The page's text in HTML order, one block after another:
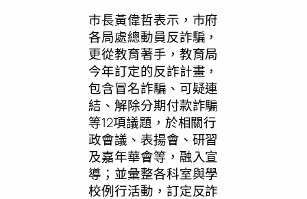
市長黃偉哲表示，市府
各局處總動員反詐騙，
更從教育著手，教育局
今年訂定的反詐計畫，
包含冒名詐騙、可疑連
結、解除分期付款詐騙
等12項議題，於相關行
政會議、表揚會、研習
及嘉年華會等，融入宣
導；並彙整各科室與學
校例行活動，訂定反詐